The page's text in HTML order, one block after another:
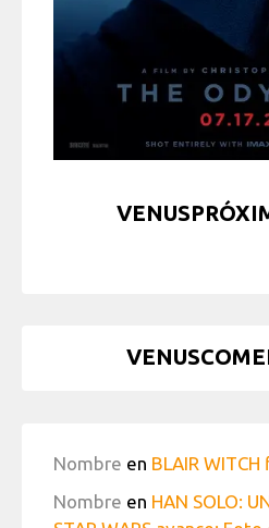
Nombre en BLAIR WITCH
Nombre en HAN SOLO: